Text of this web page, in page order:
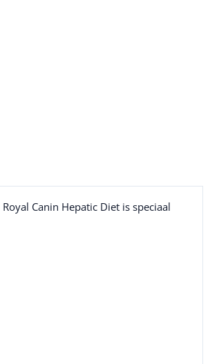
Canin Hepatic Diet is speciaal